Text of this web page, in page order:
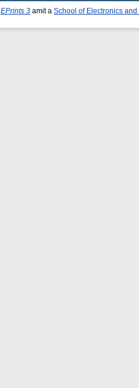
EPrints 3 amit a School of Electronics